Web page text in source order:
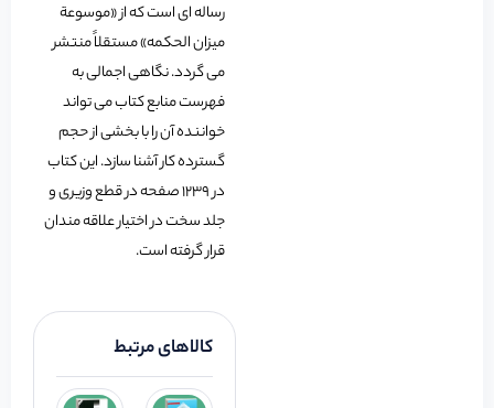
رساله اى است که از «موسوعة
میزان الحکمه» مستقلاً منتشر
مى گردد. نگاهى اجمالى به
فهرست منابع کتاب مى تواند
خواننده آن را با بخشى از حجم
گسترده کار آشنا سازد. این کتاب
در 1239 صفحه در قطع وزیری و
جلد سخت در اختیار علاقه مندان
قرار گرفته است.
کالاهای مرتبط